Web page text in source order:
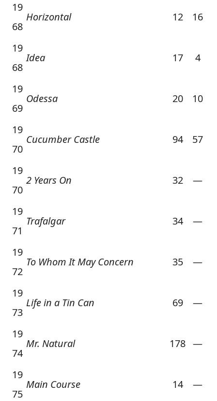
19
68
Horizontal 12 16
19
68
Idea 17 4
19
69
Odessa 20 10
19
70
Cucumber Castle 94 57
19
70
2 Years On 32 —
19
71
Trafalgar 34 —
19
72
To Whom It May Concern 35 —
19
73
Life in a Tin Can 69 —
19
74
Mr. Natural 178 —
19
75
Main Course 14 —